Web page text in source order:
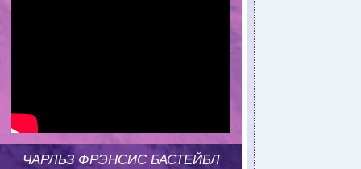
ЧАРЛЬЗ ФРЭНСИС БАСТЕЙБЛ